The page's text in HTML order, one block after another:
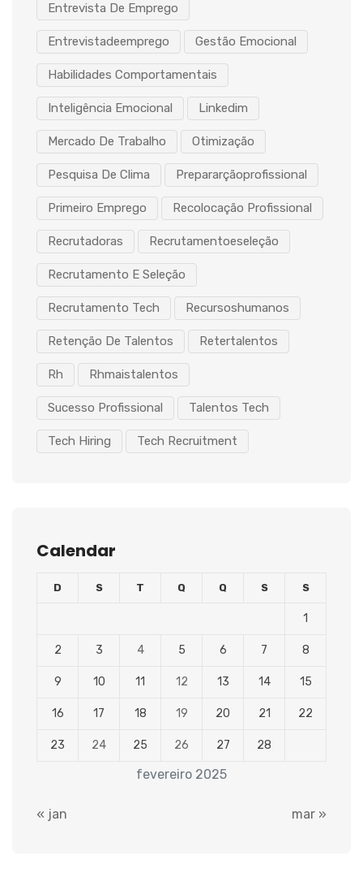
Entrevista De Emprego
Entrevistadeemprego Gestão Emocional
Habilidades Comportamentais
Inteligência Emocional Linkedim
Mercado De Trabalho Otimização
Pesquisa De Clima Prepararçãoprofissional
Primeiro Emprego Recolocação Profissional
Recrutadoras Recrutamentoeseleção
Recrutamento E Seleção
Recrutamento Tech Recursoshumanos
Retenção De Talentos Retertalentos
Rh Rhmaistalentos
Sucesso Profissional Talentos Tech
Tech Hiring Tech Recruitment
Calendar
fevereiro 2025
D S T Q Q S S
1
2 3 4 5 6 7 8
9 10 11 12 13 14 15
16 17 18 19 20 21 22
23 24 25 26 27 28
« jan mar »